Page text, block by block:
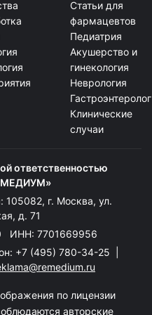
Статьи для
фармацевтов
Педиатрия
Акушерство и
гинекология
Неврология
Клинические
случаи
ответственностью
г. Москва, ул.
д. 71
ИНН: 7701669956
+7 (495) 780-34-25
по лицензии
авторские